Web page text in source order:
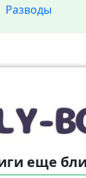
Разводы
еще